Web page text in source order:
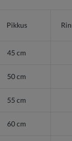
Pikkus
45 cm
50 cm
55 cm
60 cm